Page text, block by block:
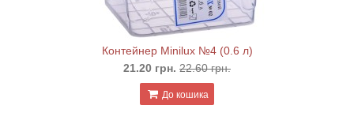
Контейнер Minilux №4 (0.6 л)
21.20 грн. 22.60 грн.
До кошика